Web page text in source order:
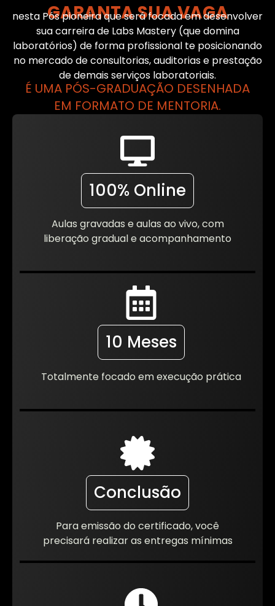
GARANTA SUA VAGA
nesta Pós pioneira que será focada em desenvolver
sua carreira de Labs Mastery (que domina
laboratórios) de forma profissional te posicionando
no mercado de consultorias, auditorias e prestação
de demais serviços laboratoriais.
É UMA PÓS-GRADUAÇÃO DESENHADA
EM FORMATO DE MENTORIA.
100% Online
Aulas gravadas e aulas ao vivo, com
liberação gradual e acompanhamento
10 Meses
Totalmente focado em execução prática
Conclusão
Para emissão do certificado, você
precisará realizar as entregas mínimas